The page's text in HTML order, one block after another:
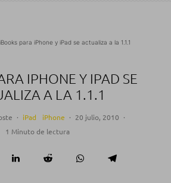
iBooks para iPhone y iPad se actualiza a la 1.1.1
IPHONE Y IPAD SE
A LA 1.1.1
· iPad iPhone · 20 julio, 2010 ·
1 Minuto de lectura